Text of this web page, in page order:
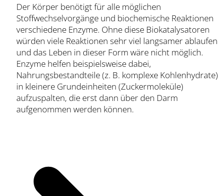
Der Körper benötigt für alle möglichen
Stoffwechselvorgänge und biochemische Reaktionen
verschiedene Enzyme. Ohne diese Biokatalysatoren
würden viele Reaktionen sehr viel langsamer ablaufen
und das Leben in dieser Form wäre nicht möglich.
Enzyme helfen beispielsweise dabei,
Nahrungsbestandteile (z. B. komplexe Kohlenhydrate)
in kleinere Grundeinheiten (Zuckermoleküle)
aufzuspalten, die erst dann über den Darm
aufgenommen werden können.